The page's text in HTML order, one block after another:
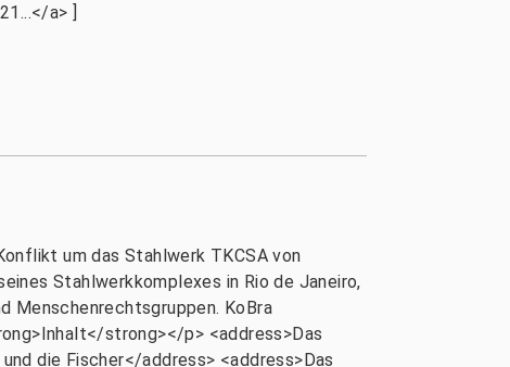
a> ]
um das Stahlwerk TKCSA von
Stahlwerkkomplexes in Rio de Janeiro,
Menschenrechtsgruppen. KoBra
strong></p> <address>Das
die Fischer</address> <address>Das